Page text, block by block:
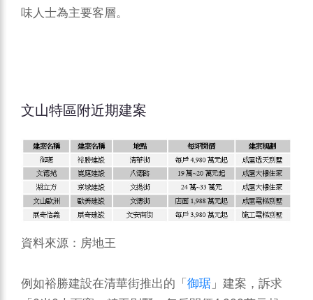
味人士為主要客層。
文山特區附近期建案
資料來源：房地王
例如裕勝建設在清華街推出的「 御琚 」建案，訴求